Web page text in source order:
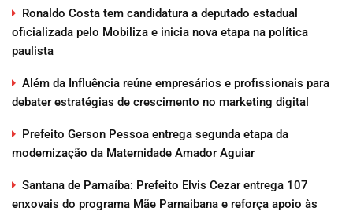
Ronaldo Costa tem candidatura a deputado estadual
oficializada pelo Mobiliza e inicia nova etapa na política
paulista
Além da Influência reúne empresários e profissionais para
debater estratégias de crescimento no marketing digital
Prefeito Gerson Pessoa entrega segunda etapa da
modernização da Maternidade Amador Aguiar
Santana de Parnaíba: Prefeito Elvis Cezar entrega 107
enxovais do programa Mãe Parnaibana e reforça apoio às